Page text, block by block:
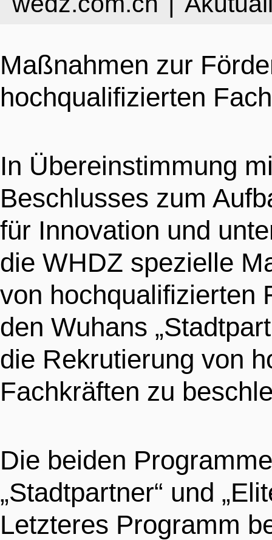
GALERIE
VIDEOS
KONTAKTIEREN SIE
BESONDERHEITEN
INFOGRAFIKEN
UNTERNEHMEN
VERFAHREN
POLITISCHE
PROJEKTE
LEBEN
TRANSPORT
VISA
MEDIZINISCHE
中文
ENGLISH
FRANÇAIS
日本语
Maßnahmen zur
hochqualifizierten
In Übereinstimmung
Beschlusses zum
für Innovation und
die WHDZ spezielle
von hochqualifizierten
den Wuhans
die Rekrutierung von
Fachkräften zu
Die beiden
„Stadtpartner“ und
Letzteres Programm